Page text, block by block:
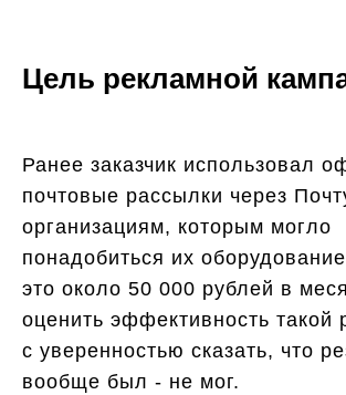
Цель рекламной
Ранее заказчик использовал
почтовые рассылки через
организациям, которым могло
понадобиться их
это около 50 000 рублей в
оценить эффективность такой
с уверенностью сказать, что
вообще был - не мог.